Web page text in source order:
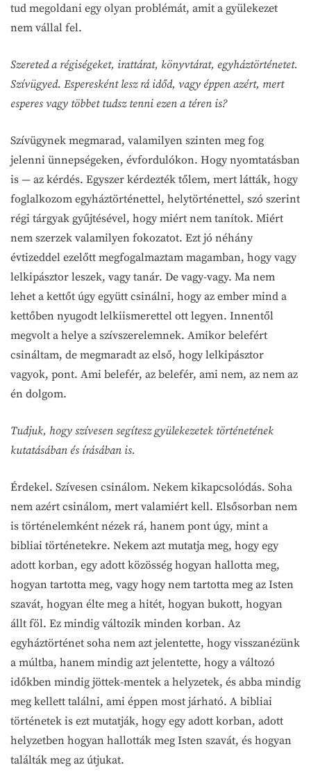
tud megoldani egy olyan problémát, amit a gyülekezet
nem vállal fel.
Szereted a régiségeket, irattárat, könyvtárat, egyháztörténetet.
Szívügyed. Esperesként lesz rá időd, vagy éppen azért, mert
esperes vagy többet tudsz tenni ezen a téren is?
Szívügynek megmarad, valamilyen szinten meg fog
jelenni ünnepségeken, évfordulókon. Hogy nyomtatásban
is — az kérdés. Egyszer kérdezték tőlem, mert látták, hogy
foglalkozom egyháztörténettel, helytörténettel, szó szerint
régi tárgyak gyűjtésével, hogy miért nem tanítok. Miért
nem szerzek valamilyen fokozatot. Ezt jó néhány
évtizeddel ezelőtt megfogalmaztam magamban, hogy vagy
lelkipásztor leszek, vagy tanár. De vagy-vagy. Ma nem
lehet a kettőt úgy együtt csinálni, hogy az ember mind a
kettőben nyugodt lelkiismerettel ott legyen. Innentől
megvolt a helye a szívszerelemnek. Amikor belefért
csináltam, de megmaradt az első, hogy lelkipásztor
vagyok, pont. Ami belefér, az belefér, ami nem, az nem az
én dolgom.
Tudjuk, hogy szívesen segítesz gyülekezetek történetének
kutatásában és írásában is.
Érdekel. Szívesen csinálom. Nekem kikapcsolódás. Soha
nem azért csinálom, mert valamiért kell. Elsősorban nem
is történelemként nézek rá, hanem pont úgy, mint a
bibliai történetekre. Nekem azt mutatja meg, hogy egy
adott korban, egy adott közösség hogyan hallotta meg,
hogyan tartotta meg, vagy hogy nem tartotta meg az Isten
szavát, hogyan élte meg a hitét, hogyan bukott, hogyan
állt föl. Ez mindig változik minden korban. Az
egyháztörténet soha nem azt jelentette, hogy visszanézünk
a múltba, hanem mindig azt jelentette, hogy a változó
időkben mindig jöttek-mentek a helyzetek, és abba mindig
meg kellett találni, ami éppen most járható. A bibliai
történetek is ezt mutatják, hogy egy adott korban, adott
helyzetben hogyan hallották meg Isten szavát, és hogyan
találták meg az útjukat.